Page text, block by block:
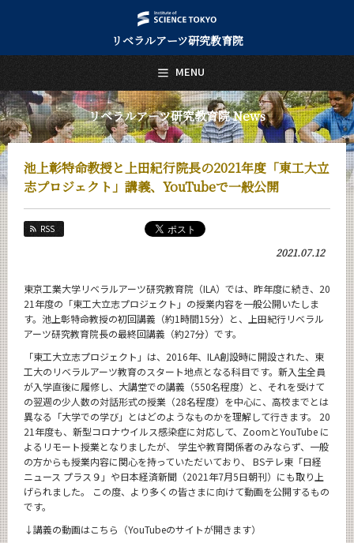
リベラルアーツ研究教育院
リベラルアーツ研究教育院 News
池上彰特命教授と上田紀行院長の2021年度「東工大立
志プロジェクト」講義、YouTubeで一般公開
RSS
2021.07.12
東京工業大学リベラルアーツ研究教育院（ILA）では、昨年度に続き、20
21年度の「東工大立志プロジェクト」の授業内容を一般公開いたしま
す。池上彰特命教授の初回講義（約1時間15分）と、上田紀行リベラル
アーツ研究教育院長の最終回講義（約27分）です。
「東工大立志プロジェクト」は、2016年、ILA創設時に開設された、東
工大のリベラルアーツ教育のスタート地点となる科目です。新入生全員
が入学直後に履修し、大講堂での講義（550名程度）と、それを受けて
の翌週の少人数の対話形式の授業（28名程度）を中心に、高校までとは
異なる「大学での学び」とはどのようなものかを理解して行きます。 20
21年度も、新型コロナウイルス感染症に対応して、ZoomとYouTube に
よるリモート授業となりましたが、 学生や教育関係者のみならず、一般
の方からも授業内容に関心を持っていただいており、 BSテレ東「日経
ニュース プラス９」や日本経済新聞（2021年7月5日朝刊）にも取り上
げられました。 この度、より多くの皆さまに向けて動画を公開するもの
です。
↓講義の動画はこちら（YouTubeのサイトが開きます）
MENU
日本語 English
トップページ
Top Page
リベラルアーツ研究教育院について
About Us
教育
Education
研究
Research
教員紹介
faculty
リベラルアーツ研究教育院 News
News
News 一覧
カテゴリ別
月別
イベントカレンダー
Event Calendar